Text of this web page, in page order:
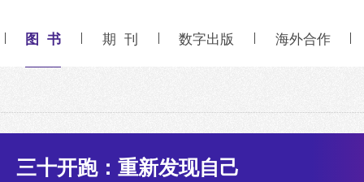
图 书 期 刊 数字出版 海外合作
三十开跑：重新发现自己